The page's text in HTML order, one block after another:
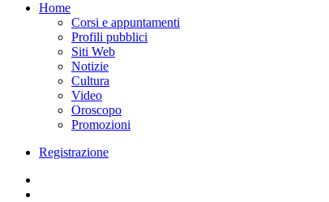
Home
Corsi e appuntamenti
Profili pubblici
Siti Web
Notizie
Cultura
Video
Oroscopo
Promozioni
Registrazione